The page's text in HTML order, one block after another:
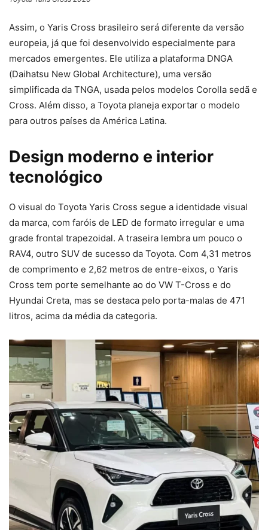
Assim, o Yaris Cross brasileiro será diferente da versão
europeia, já que foi desenvolvido especialmente para
mercados emergentes. Ele utiliza a plataforma DNGA
(Daihatsu New Global Architecture), uma versão
simplificada da TNGA, usada pelos modelos Corolla sedã e
Cross. Além disso, a Toyota planeja exportar o modelo
para outros países da América Latina.
Design moderno e interior
tecnológico
O visual do Toyota Yaris Cross segue a identidade visual
da marca, com faróis de LED de formato irregular e uma
grade frontal trapezoidal. A traseira lembra um pouco o
RAV4, outro SUV de sucesso da Toyota. Com 4,31 metros
de comprimento e 2,62 metros de entre-eixos, o Yaris
Cross tem porte semelhante ao do VW T-Cross e do
Hyundai Creta, mas se destaca pelo porta-malas de 471
litros, acima da média da categoria.